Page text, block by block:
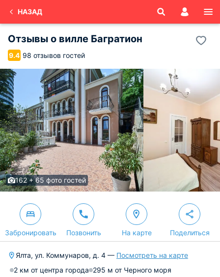
НАЗАД
Отзывы о вилле Багратион
9.4 98 отзывов гостей
162 + 65 фото гостей
Забронировать Позвонить На карте Поделиться
Ялта, ул. Коммунаров, д. 4 — Посмотреть на карте
2 км от центра города 295 м от Черного моря